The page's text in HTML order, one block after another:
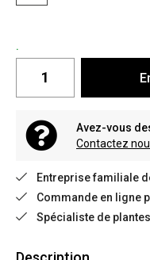
.
Avez-vous
Contactez
Entreprise familiale
Commande en ligne
Spécialiste de